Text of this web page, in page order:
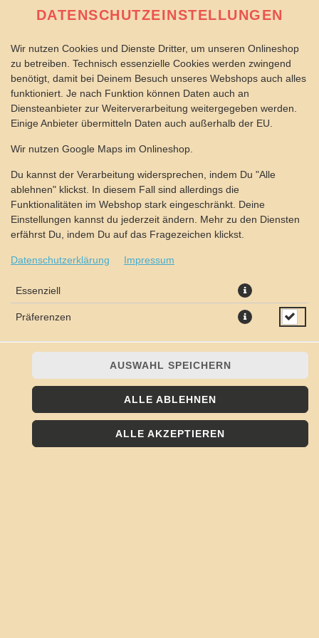
PIZZA ATHEN Ø 28CM
mit Gyros, Zwiebeln und Tzaziki
JETZT BESTELLEN
DATENSCHUTZEINSTELLUNGEN
Wir nutzen Cookies und Dienste Dritter, um unseren Onlineshop
zu betreiben. Technisch essenzielle Cookies werden zwingend
benötigt, damit bei Deinem Besuch unseres Webshops auch alles
funktioniert. Je nach Funktion können Daten auch an
Diensteanbieter zur Weiterverarbeitung weitergegeben werden.
Einige Anbieter übermitteln Daten auch außerhalb der EU.
Wir nutzen Google Maps im Onlineshop.
Du kannst der Verarbeitung widersprechen, indem Du "Alle
ablehnen" klickst. In diesem Fall sind allerdings die
Funktionalitäten im Webshop stark eingeschränkt. Deine
Einstellungen kannst du jederzeit ändern. Mehr zu den Diensten
erfährst Du, indem Du auf das Fragezeichen klickst.
Datenschutzerklärung Impressum
Essenziell
Präferenzen
AUSWAHL SPEICHERN
ALLE ABLEHNEN
ALLE AKZEPTIEREN